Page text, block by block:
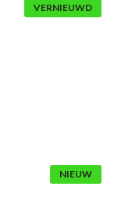
VERNIEUWD
NIEUW